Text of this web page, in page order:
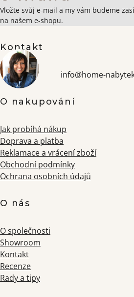
Zápatí
Vložte svůj e-mail a my vám budeme
na našem e-shopu.
Kontakt
info@home-
O nakupování
Jak probíhá nákup
Doprava a platba
Reklamace a vrácení zboží
Obchodní podmínky
Ochrana osobních údajů
O nás
O společnosti
Showroom
Kontakt
Recenze
Rady a tipy